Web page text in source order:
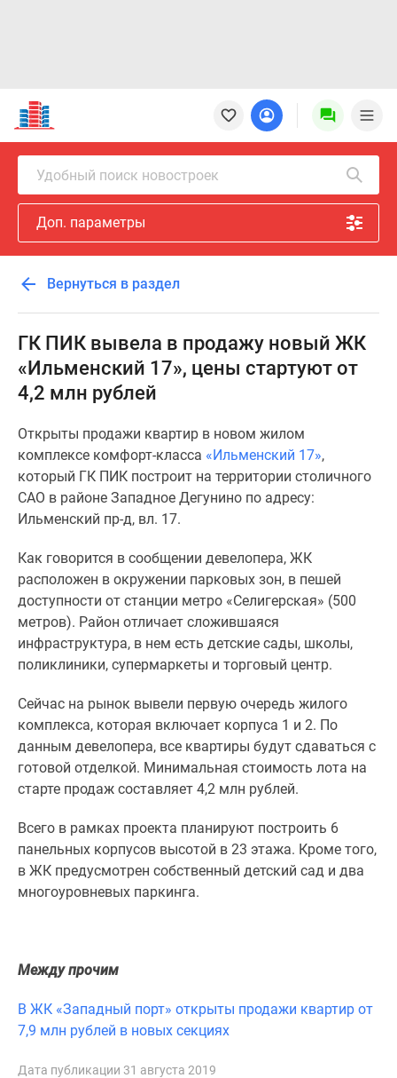
Новостройки
Квартиры
Ипотека
Новостройки
Москвы
Новостройки
Подмосковья
Новостройки
Москвы
Готовые
новостройки
Новостройки
карте
предложения
Коммерческие
помещения
Продавцы
Панорамы
новостроек
Видеообзор
новостроек
Экспертиза
новостроек
Экология
Подмосковья
комнатные
комнатные
карте
калькулятор
Семейная
Удобный поиск новостроек
Доп. параметры
Вернуться в раздел
ГК ПИК вывела в продажу новый ЖК
«Ильменский 17», цены стартуют от
4,2 млн рублей
Открыты продажи квартир в новом жилом
комплексе комфорт-класса «Ильменский 17»,
который ГК ПИК построит на территории столичного
САО в районе Западное Дегунино по адресу:
Ильменский пр-д, вл. 17.
Как говорится в сообщении девелопера, ЖК
расположен в окружении парковых зон, в пешей
доступности от станции метро «Селигерская» (500
метров). Район отличает сложившаяся
инфраструктура, в нем есть детские сады, школы,
поликлиники, супермаркеты и торговый центр.
Сейчас на рынок вывели первую очередь жилого
комплекса, которая включает корпуса 1 и 2. По
данным девелопера, все квартиры будут сдаваться с
готовой отделкой. Минимальная стоимость лота на
старте продаж составляет 4,2 млн рублей.
Всего в рамках проекта планируют построить 6
панельных корпусов высотой в 23 этажа. Кроме того,
в ЖК предусмотрен собственный детский сад и два
многоуровневых паркинга.
Между прочим
В ЖК «Западный порт» открыты продажи квартир от
7,9 млн рублей в новых секциях
Дата публикации 31 августа 2019